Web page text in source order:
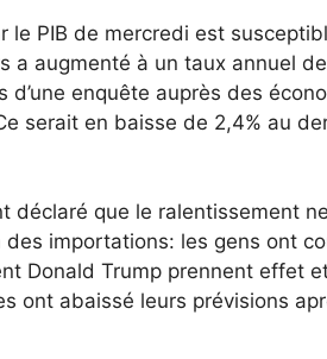
le PIB de mercredi est
a augmenté à un taux annuel
d’une enquête auprès des
serait en baisse de 2,4% au
déclaré que le ralentissement
des importations: les gens ont
Donald Trump prennent effet
ont abaissé leurs prévisions